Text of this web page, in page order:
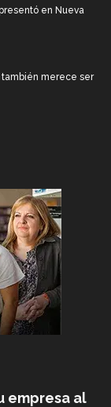
en Nueva
merece ser
empresa al